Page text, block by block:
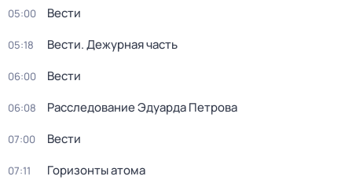
05:00 Вести
05:18 Вести. Дежурная часть
06:00 Вести
06:08 Расследование Эдуарда Петрова
07:00 Вести
07:11 Горизонты атома